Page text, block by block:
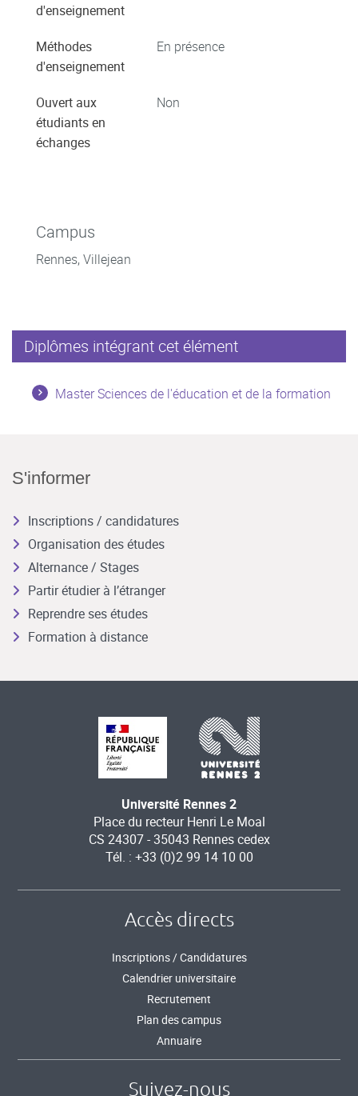
d'enseignement
Méthodes
d'enseignement
En présence
Ouvert aux
étudiants en
échanges
Non
Campus
Rennes, Villejean
Diplômes intégrant cet élément
Master Sciences de l'éducation et de la formation
S'informer
Inscriptions / candidatures
Organisation des études
Alternance / Stages
Partir étudier à l’étranger
Reprendre ses études
Formation à distance
Université Rennes 2
Place du recteur Henri Le Moal
CS 24307 - 35043 Rennes cedex
Tél. : +33 (0)2 99 14 10 00
Accès directs
Inscriptions / Candidatures
Calendrier universitaire
Recrutement
Plan des campus
Annuaire
Suivez-nous